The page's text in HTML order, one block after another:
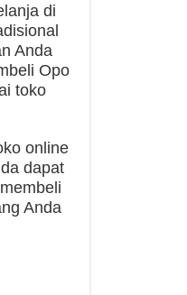
di
Anda
Opo
toko
online
dapat
Anda